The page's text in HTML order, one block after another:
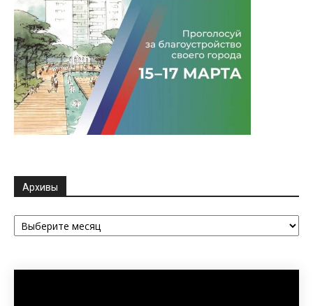
Архивы
Архивы